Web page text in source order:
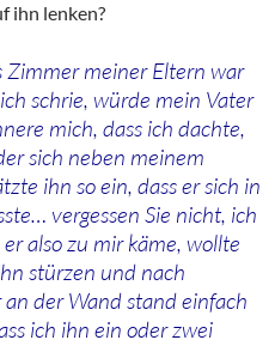
ihn lenken?
Zimmer meiner Eltern war
schrie, würde mein Vater
mich, dass ich dachte,
sich neben meinem
ihn so ein, dass er sich in
vergessen Sie nicht, ich
also zu mir käme, wollte
stürzen und nach
der Wand stand einfach
ich ihn ein oder zwei